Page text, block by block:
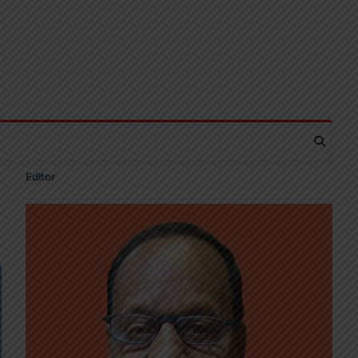
Editor